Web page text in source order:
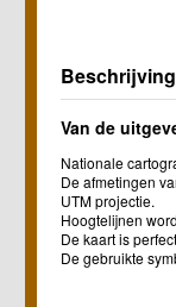
Beschrijving
Van de
Nationale
De afmetingen
UTM projectie.
Hoogtelijnen
De kaart is
De gebruikte